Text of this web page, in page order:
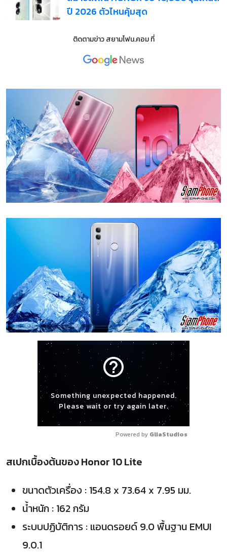
ปี 2026 ตัวไหนคุ้มสุด
ติดตามข่าวสยามโฟน.คอมที่
help_outline
Something unexpected happened.
Please wait or try again later.
Powered by GliaStudios
สเปกเบื้องต้นของ Honor 10 Lite
ขนาดตัวเครื่อง : 154.8 x 73.64 x 7.95 มม.
นํ้าหนัก : 162 กรัม
ระบบปฏิบัติการ : แอนดรอยด์ 9.0 พื้นฐาน EMUI
9.0.1